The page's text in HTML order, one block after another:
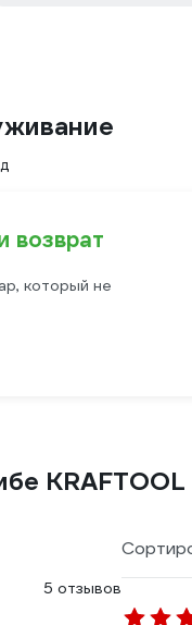
возврат
который не
5 отзывов